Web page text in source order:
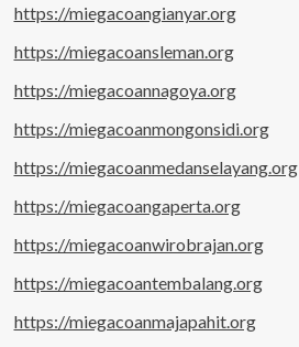
https://miegacoangianyar.org
https://miegacoansleman.org
https://miegacoannagoya.org
https://miegacoanmongonsidi.org
https://miegacoanmedanselayang.org
https://miegacoangaperta.org
https://miegacoanwirobrajan.org
https://miegacoantembalang.org
https://miegacoanmajapahit.org